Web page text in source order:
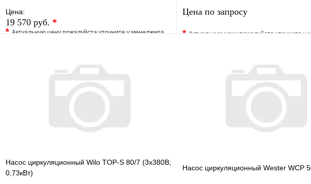
Цена:
19 570 руб. *
*Актуальную цену пожалуйста уточните у менеджера
В корзину
Цена по запросу
*Актуальную цену пожалуйста уточните у
Запросить цену
Насос циркуляционный Wilo TOP-S 80/7 (3х380В;
0,73кВт)
Насос циркуляционный Wester WCP